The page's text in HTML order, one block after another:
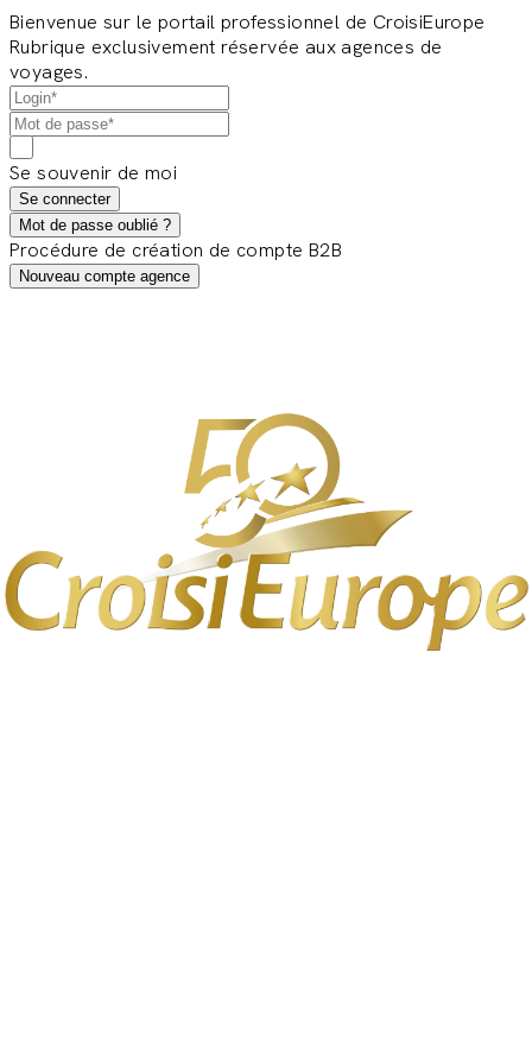
Bienvenue sur le portail professionnel de CroisiEurope
Rubrique exclusivement réservée aux agences de
voyages.
Se souvenir de moi
Se connecter
Mot de passe oublié ?
Procédure de création de compte B2B
Nouveau compte agence